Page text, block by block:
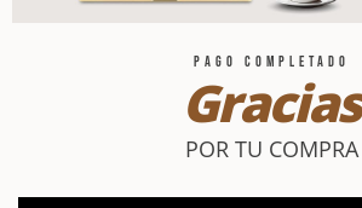
PAGO COMPLETADO
Gracias
POR TU COMPRA